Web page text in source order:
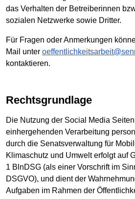
das Verhalten der Betreiberinnen
sozialen Netzwerke sowie Dritter.
Für Fragen oder Anmerkungen
Mail unter
kontaktieren.
Rechtsgrundlage
Die Nutzung der Social Media
einhergehenden Verarbeitung
durch die Senatsverwaltung für
Klimaschutz und Umwelt erfolgt auf
1 BlnDSG (als einer Vorschrift im
DSGVO), und dient der
Aufgaben im Rahmen der